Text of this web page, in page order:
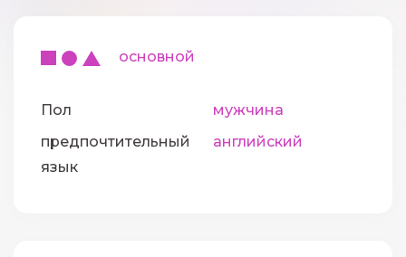
основной
Пол
мужчина
предпочтительный
язык
английский